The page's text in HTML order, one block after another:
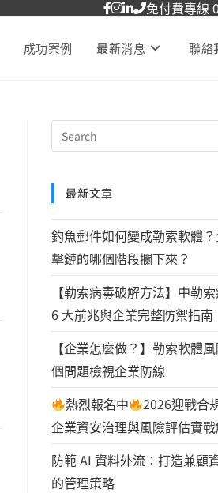
免付費專線
成功案例 最新消息 聯絡
最新文章
釣魚郵件如何變成勒索軟體
擊鏈的哪個階段攔下來？
【勒索病毒破解方法】中勒
6 大前兆與企業完整防禦指南
【企業怎麼做？】勒索軟體
個問題檢視企業防線
熱烈報名中
2026迎戰合
企業資安治理與風險評估實
防範 AI 資料外流：打造兼顧
的管理策略